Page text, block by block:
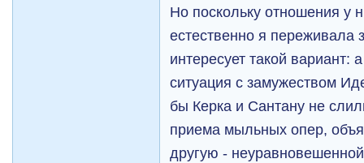
Но поскольку отношения у
естественно я переживала
интересует такой вариант:
ситуация с замужеством
бы Керка и Сантану не
приема мыльных опер,
другую -